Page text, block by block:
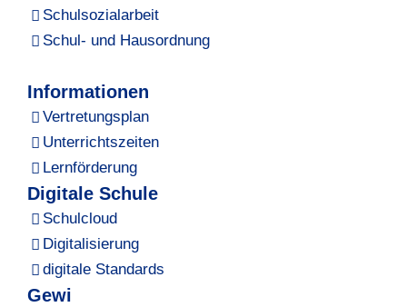
Schulsozialarbeit
Schul- und Hausordnung
Informationen
Vertretungsplan
Unterrichtszeiten
Lernförderung
Digitale Schule
Schulcloud
Digitalisierung
digitale Standards
Gewi